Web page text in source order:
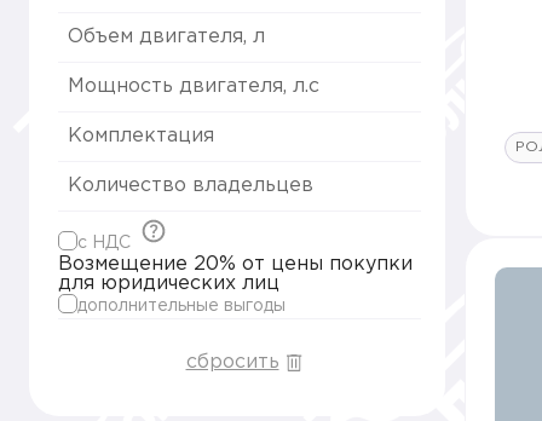
Объем двигателя, л
Мощность двигателя, л.с
Комплектация
Количество владельцев
c НДС
Возмещение 20% от цены покупки
для юридических лиц
дополнительные выгоды
сбросить